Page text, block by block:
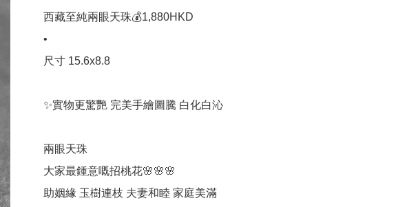
西藏至純兩眼天珠💰1,880HKD
•
尺寸 15.6x8.8
✨實物更驚艷 完美手繪圖騰 白化白沁
兩眼天珠
大家最鍾意嘅招桃花🌸🌸🌸
助姻緣 玉樹連枝 夫妻和睦 家庭美滿